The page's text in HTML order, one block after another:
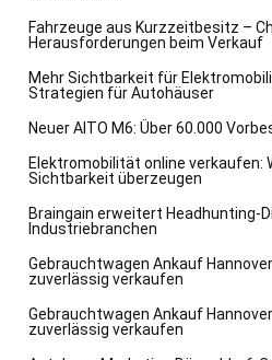
Fahrzeuge aus Kurzzeitbesitz –
Herausforderungen beim Verkauf
Mehr Sichtbarkeit für
Strategien für Autohäuser
Neuer AITO M6: Über 60.000
Elektromobilität online verkaufen:
Sichtbarkeit überzeugen
Braingain erweitert Headhunting-
Industriebranchen
Gebrauchtwagen Ankauf
zuverlässig verkaufen
Gebrauchtwagen Ankauf
zuverlässig verkaufen